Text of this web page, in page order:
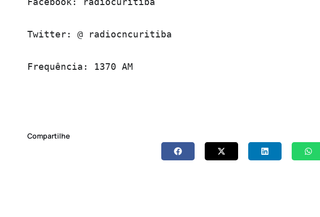
Twitter: @ radiocncuritiba
Frequência: 1370 AM
Compartilhe